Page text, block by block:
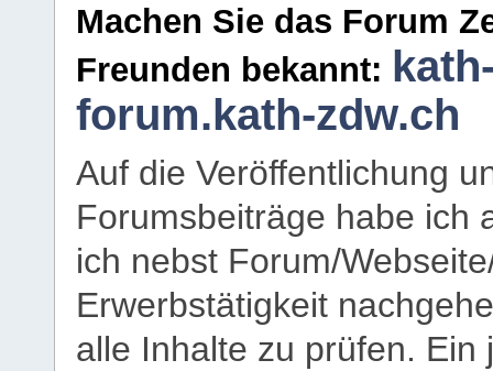
Machen Sie das Forum
Freunden bekannt:
forum.kath-zdw.ch
Auf die Veröffentlichung
Forumsbeiträge habe ich
ich nebst Forum/
Erwerbstätigkeit
alle Inhalte zu prüfen.